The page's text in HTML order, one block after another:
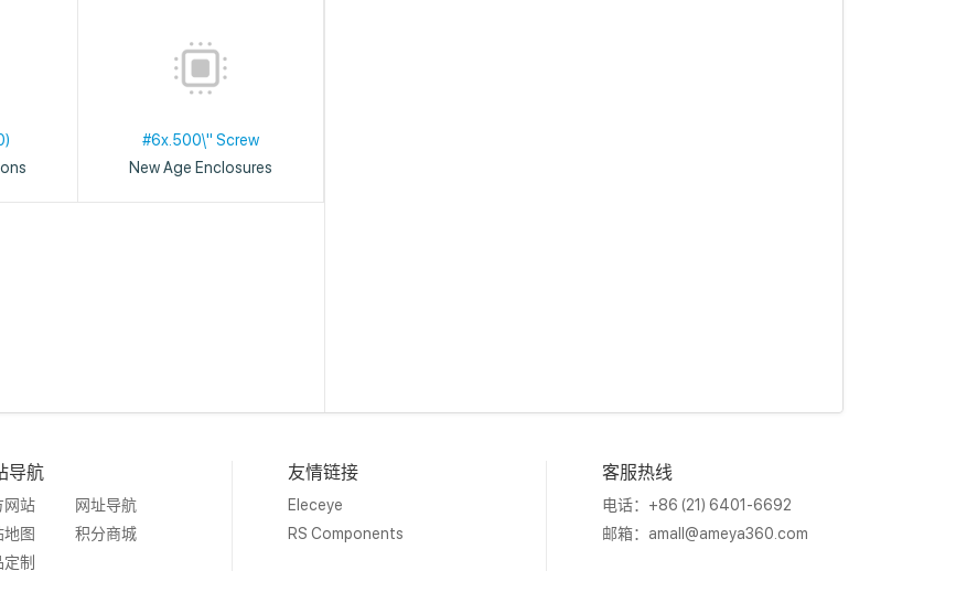
#6x.500\" Screw
New Age Enclosures
导航
网站
网址导航
地图
积分商城
定制
友情链接
Eleceye
RS Components
客服热线
电话：+86 (21) 6401-6692
邮箱： amall@ameya360.com